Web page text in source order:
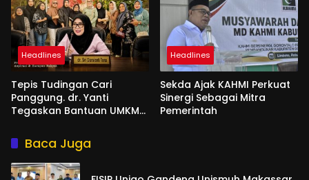
Headlines
Tepis Tudingan Cari
Panggung. dr. Yanti
Tegaskan Bantuan UMKM
Rakyat
Headlines
Sekda Ajak KAHMI Perkuat
Sinergi Sebagai Mitra
Pemerintah
Baca Juga